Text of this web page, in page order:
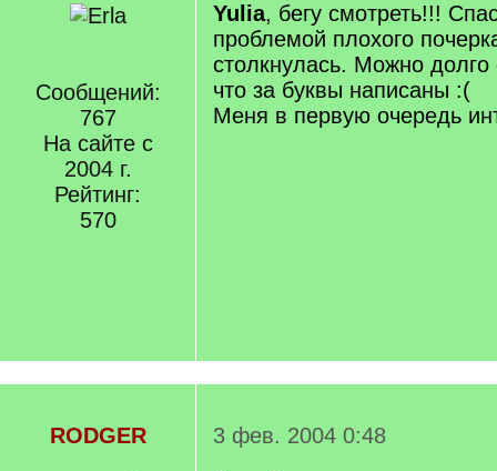
Сообщений:
767
На сайте с
2004 г.
Рейтинг:
570
Yulia, бегу смотреть!!!
проблемой плохого
столкнулась. Можно долго
что за буквы написаны :(
Меня в первую очередь
RODGER
3 фев. 2004 0:48